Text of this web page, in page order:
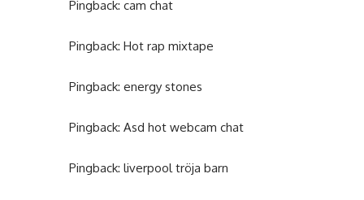
Pingback: cam chat
Pingback: Hot rap mixtape
Pingback: energy stones
Pingback: Asd hot webcam chat
Pingback: liverpool tröja barn